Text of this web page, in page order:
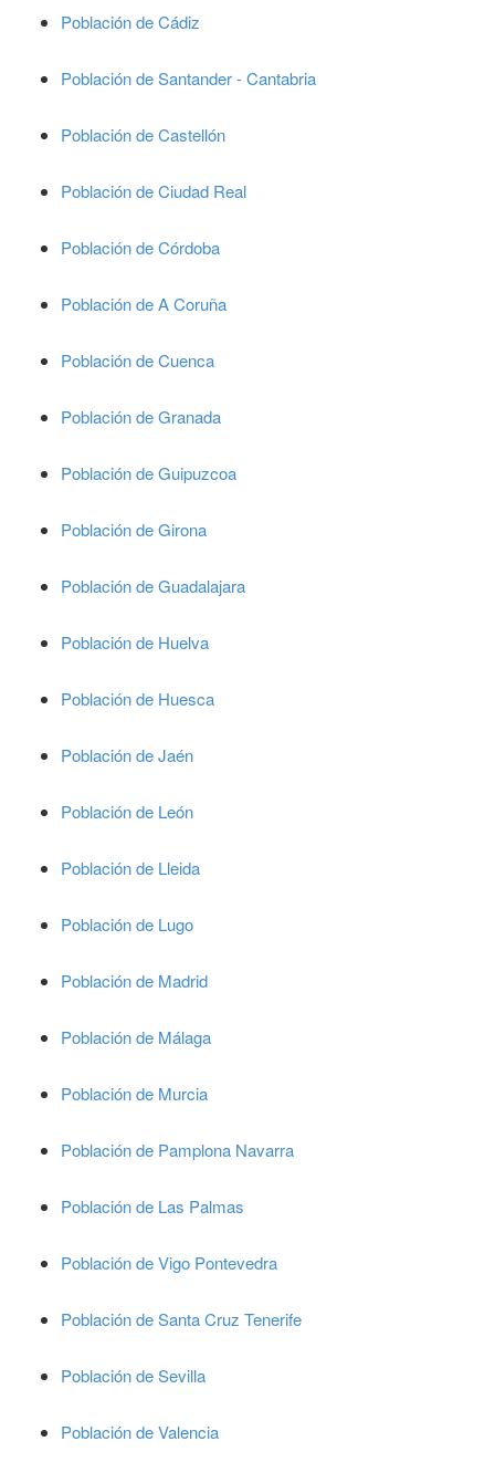
Población de Cádiz
Población de Santander - Cantabria
Población de Castellón
Población de Ciudad Real
Población de Córdoba
Población de A Coruña
Población de Cuenca
Población de Granada
Población de Guipuzcoa
Población de Girona
Población de Guadalajara
Población de Huelva
Población de Huesca
Población de Jaén
Población de León
Población de Lleida
Población de Lugo
Población de Madrid
Población de Málaga
Población de Murcia
Población de Pamplona Navarra
Población de Las Palmas
Población de Vigo Pontevedra
Población de Santa Cruz Tenerife
Población de Sevilla
Población de Valencia